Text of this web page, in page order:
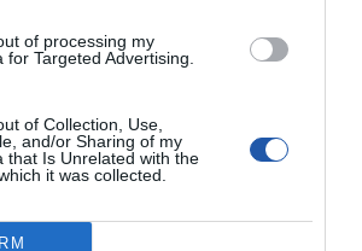
of processing my
for Targeted Advertising.
of Collection, Use,
and/or Sharing of my
that Is Unrelated with the
it was collected.
Intel Core Ultra 7 (Seria 2) 265K
5.5 GHz
1
1
Gniazdo FCLGA1851